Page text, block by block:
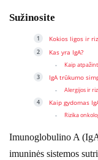
Sužinosite
Kokios ligos ir
Kas yra IgA?
Kaip
IgA trūkumo
Alergijos ir
Kaip gydomas
Rizika
Imunoglobulino A
imuninės sistemos